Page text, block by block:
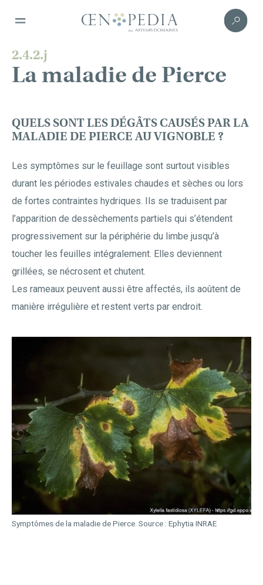
2.4.2.j
La maladie de Pierce
QUELS SONT LES DÉGÂTS CAUSÉS PAR LA
MALADIE DE PIERCE AU VIGNOBLE ?
Les symptômes sur le feuillage sont surtout visibles
durant les périodes estivales chaudes et sèches ou lors
de fortes contraintes hydriques. Ils se traduisent par
l’apparition de dessèchements partiels qui s’étendent
progressivement sur la périphérie du limbe jusqu’à
toucher les feuilles intégralement. Elles deviennent
grillées, se nécrosent et chutent.
Les rameaux peuvent aussi être affectés, ils aoûtent de
manière irrégulière et restent verts par endroit.
Symptômes de la maladie de Pierce. Source : Ephytia INRAE